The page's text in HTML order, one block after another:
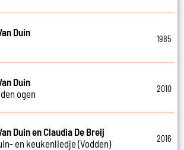
Duin
1985
Duin
ogen
2010
Duin en Claudia De Breij
en keukenliedje (Vodden)
2016